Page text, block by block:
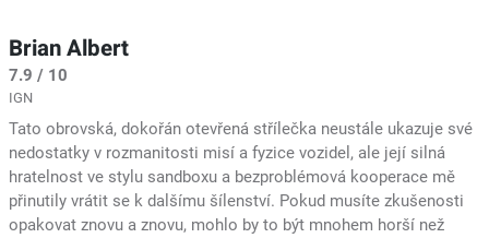
Brian Albert
7.9 / 10
IGN
Tato obrovská, dokořán otevřená střílečka neustále ukazuje své
nedostatky v rozmanitosti misí a fyzice vozidel, ale její silná
hratelnost ve stylu sandboxu a bezproblémová kooperace mě
přinutily vrátit se k dalšímu šílenství. Pokud musíte zkušenosti
opakovat znovu a znovu, mohlo by to být mnohem horší než